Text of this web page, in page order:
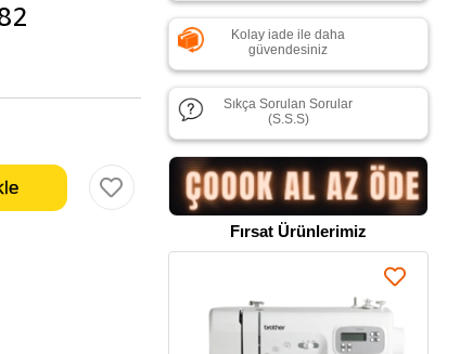
Kolay iade ile daha
güvendesiniz
Sıkça Sorulan Sorular
(S.S.S)
Fırsat Ürünlerimiz